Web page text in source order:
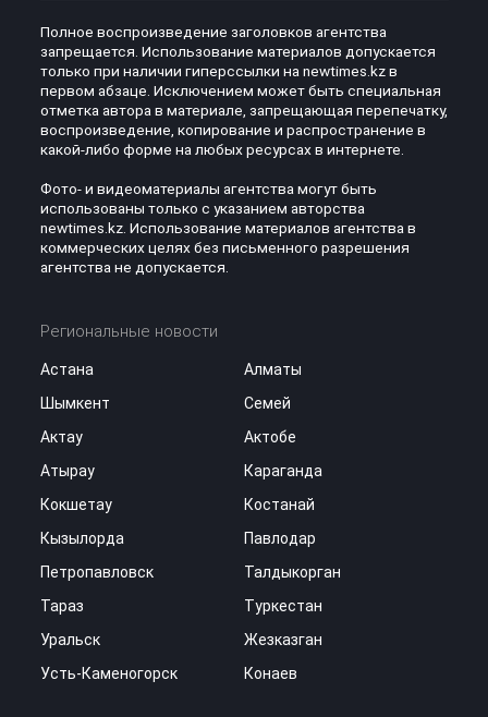
Полное воспроизведение заголовков агентства
запрещается. Использование материалов допускается
только при наличии гиперссылки на newtimes.kz в
первом абзаце. Исключением может быть специальная
отметка автора в материале, запрещающая перепечатку,
воспроизведение, копирование и распространение в
какой-либо форме на любых ресурсах в интернете.
Фото- и видеоматериалы агентства могут быть
использованы только с указанием авторства
newtimes.kz. Использование материалов агентства в
коммерческих целях без письменного разрешения
агентства не допускается.
Региональные новости
Астана
Алматы
Шымкент
Семей
Актау
Актобе
Атырау
Караганда
Кокшетау
Костанай
Кызылорда
Павлодар
Петропавловск
Талдыкорган
Тараз
Туркестан
Уральск
Жезказган
Усть-Каменогорск
Конаев